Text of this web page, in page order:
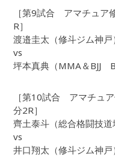
［第9試合 アマチュア
R］
渡邉圭太（修斗ジム神戸
vs
坪本真典（MMA＆BJJ
［第10試合 アマチュ
分2R］
齊土泰斗（総合格闘技道
vs
井口翔太（修斗ジム神戸